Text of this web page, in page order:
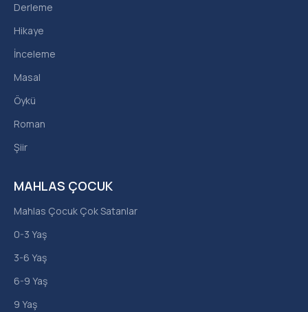
MAHLAS ÇOCUK
Mahlas Çocuk Çok Satanlar
0-3 Yaş
3-6 Yaş
6-9 Yaş
9 Yaş
Derleme
Hikaye
İnceleme
Masal
Öykü
Roman
Şiir